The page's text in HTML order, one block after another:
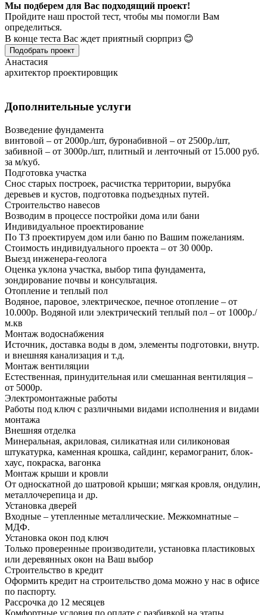
Мы подберем для Вас подходящий проект!
Пройдите наш простой тест, чтобы мы помогли Вам
определиться.
В конце теста Вас ждет приятный сюрприз 😊
Подобрать проект
Анастасия
архитектор проектировщик
Дополнительные услуги
Возведение фундамента
винтовой – от 2000р./шт, буронабивной – от 2500р./шт,
забивной – от 3000р./шт, плитный и ленточный от 15.000 руб.
за м/куб.
Подготовка участка
Снос старых построек, расчистка территории, вырубка
деревьев и кустов, подготовка подъездных путей.
Строительство навесов
Возводим в процессе постройки дома или бани
Индивидуальное проектирование
По ТЗ проектируем дом или баню по Вашим пожеланиям.
Стоимость индивидуального проекта – от 30 000р.
Выезд инженера-геолога
Оценка уклона участка, выбор типа фундамента,
зондирование почвы и консультация.
Отопление и теплый пол
Водяное, паровое, электрическое, печное отопление – от
10.000р. Водяной или электрический теплый пол – от 1000р./
м.кв
Монтаж водоснабжения
Источник, доставка воды в дом, элементы подготовки, внутр.
и внешняя канализация и т.д.
Монтаж вентиляции
Естественная, принудительная или смешанная вентиляция –
от 5000р.
Электромонтажные работы
Работы под ключ с различными видами исполнения и видами
монтажа
Внешняя отделка
Минеральная, акриловая, силикатная или силиконовая
штукатурка, каменная крошка, сайдинг, керамогранит, блок-
хаус, покраска, вагонка
Монтаж крыши и кровли
От односкатной до шатровой крыши; мягкая кровля, ондулин,
металлочерепица и др.
Установка дверей
Входные – утепленные металлические. Межкомнатные –
МДФ.
Установка окон под ключ
Только проверенные производители, установка пластиковых
или деревянных окон на Ваш выбор
Строительство в кредит
Оформить кредит на строительство дома можно у нас в офисе
по паспорту.
Рассрочка до 12 месяцев
Комфортные условия по оплате с разбивкой на этапы.